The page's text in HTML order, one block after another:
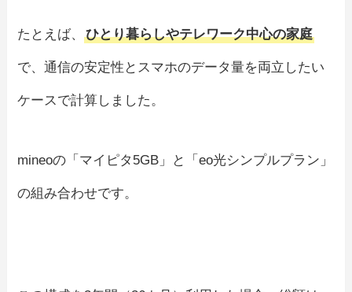
たとえば、ひとり暮らしやテレワーク中心の家庭
で、通信の安定性とスマホのデータ量を両立したい
ケースで計算しました。
mineoの「マイピタ5GB」と「eo光シンプルプラン」
の組み合わせです。